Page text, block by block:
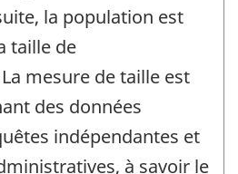
la population est
taille de
mesure de taille est
des données
indépendantes et
à savoir le